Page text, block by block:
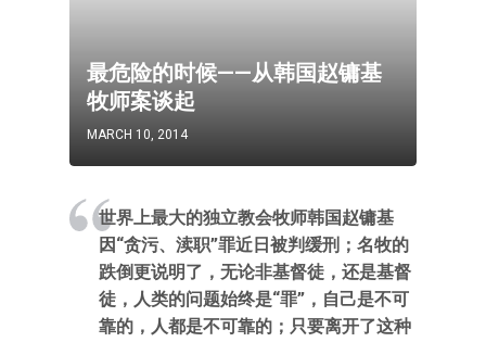
最危险的时候——从韩国赵镛基
牧师案谈起
MARCH 10, 2014
世界上最大的独立教会牧师韩国赵镛基
因“贪污、渎职”罪近日被判缓刑；名牧的
跌倒更说明了，无论非基督徒，还是基督
徒，人类的问题始终是“罪”，自己是不可
靠的，人都是不可靠的；只要离开了这种